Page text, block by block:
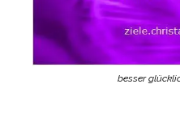
besser